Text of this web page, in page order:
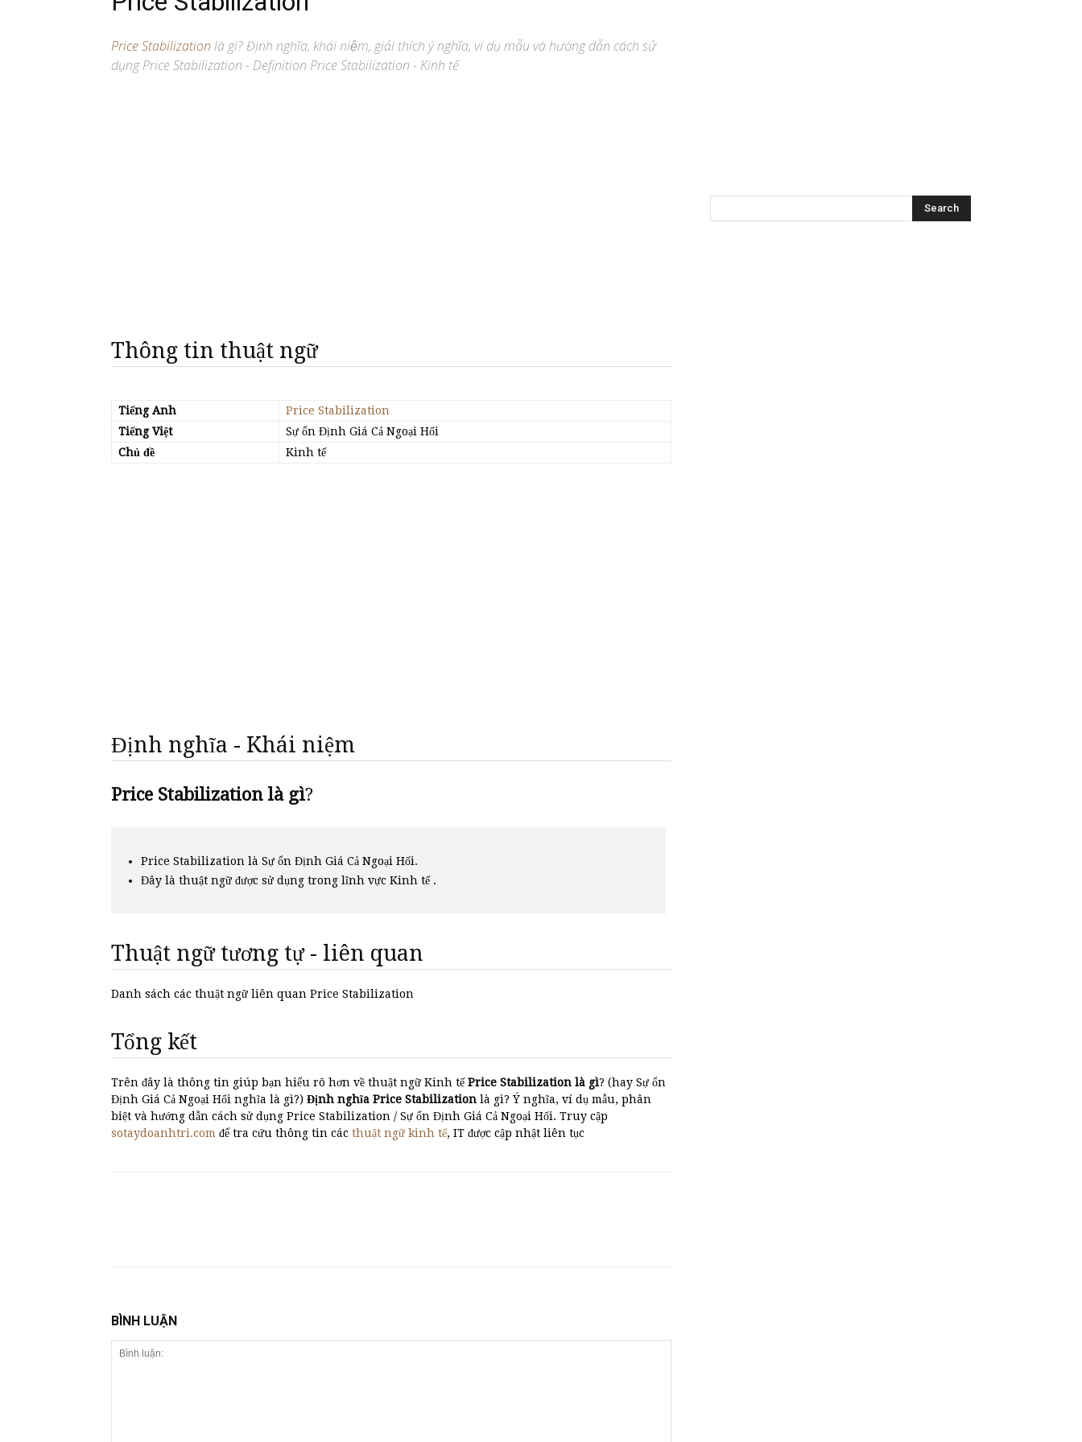
Price Stabilization là gì? Định nghĩa, khái niệm, giải thích ý nghĩa, ví dụ mẫu và hướng dẫn cách sử
dụng Price Stabilization - Definition Price Stabilization - Kinh tế
Thông tin thuật ngữ
Tiếng Anh
Price Stabilization
Tiếng Việt
Sự ổn Định Giá Cả Ngoại Hối
Chủ đề
Kinh tế
Định nghĩa - Khái niệm
Price Stabilization là gì?
Price Stabilization là Sự ổn Định Giá Cả Ngoại Hối.
Đây là thuật ngữ được sử dụng trong lĩnh vực Kinh tế .
Thuật ngữ tương tự - liên quan
Danh sách các thuật ngữ liên quan Price Stabilization
Tổng kết
Trên đây là thông tin giúp bạn hiểu rõ hơn về thuật ngữ Kinh tếPrice Stabilization là gì? (hay Sự ổn
Định Giá Cả Ngoại Hối nghĩa là gì?) Định nghĩa Price Stabilization là gì? Ý nghĩa, ví dụ mẫu, phân
biệt và hướng dẫn cách sử dụng Price Stabilization / Sự ổn Định Giá Cả Ngoại Hối. Truy cập
sotaydoanhtri.com để tra cứu thông tin các thuật ngữ kinh tế, IT được cập nhật liên tục
BÌNH LUẬN